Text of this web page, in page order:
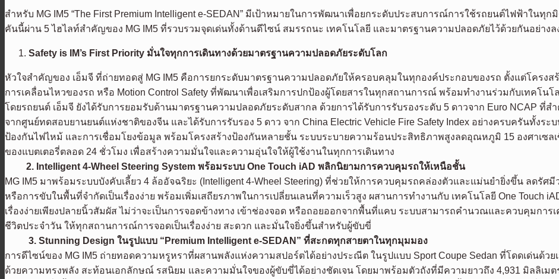
สำหรับ MG IM5 “The First Premium Intelligent e-SEDAN” มีเป้าหมายในการพัฒนาเพื่อยกระดับประสบการณ์การใช้รถยนต์ไฟฟ้าในทุ
คันนี้ผ่าน 5 ไฮไลท์สำคัญของ MG IM5 ที่รวบรวมจุดเด่นทั้งด้านดีไซน์ สมรรถนะ เทคโนโลยี และมาตรฐานความปลอดภัยไว้ด้วยกันอย่างล
Safety is IM’s First Priority มั่นใจทุกการเดินทางด้วยมาตรฐานความปลอดภัยระดับโลก
หัวใจสำคัญของ เอ็มจี ที่ถ่ายทอดสู่ MG IM5 คือการยกระดับมาตรฐานความปลอดภัยให้ครอบคลุมในทุกองค์ประกอบของรถ ตั้งแต่โครงส
การเคลื่อนไหวของรถ หรือ Motion Control Safety ที่พัฒนาเพื่อเสริมการปกป้องผู้โดยสารในทุกสถานการณ์ พร้อมทำงานร่วมกับเทคโ
โดยรถยนต์ เอ็มจี ยังได้รับการยอมรับด้านมาตรฐานความปลอดภัยระดับสากล ด้วยการได้รับการรับรองระดับ 5 ดาวจาก Euro NCAP ที่ส
จากศูนย์ทดสอบยานยนต์แห่งชาติของจีน และได้รับการรับรอง 5 ดาว จาก China Electric Vehicle Fire Safety Index อย่างครบครันทั้งร
ป้องกันไฟไหม้ และการเชื่อมโยงข้อมูล พร้อมโครงสร้างป้องกันหลายชั้น ระบบระบายความร้อนประสิทธิภาพสูงลดอุณหภูมิ 15 องศาเซล
ของแบตเตอรี่ตลอด 24 ชั่วโมง เพื่อสร้างความมั่นใจและความอุ่นใจให้ผู้ใช้งานในทุกการเดินทาง
2. Intelligent 4-Wheel Steering System พร้อมระบบ One Touch iAD พลิกนิยามการควบคุมรถให้เหนือชั้น
MG IM5 มาพร้อมระบบบังคับเลี้ยว 4 ล้ออัจฉริยะ (Intelligent 4-Wheel Steering) ที่ช่วยให้การควบคุมรถคล่องตัวและแม่นยำยิ่งขึ้น ลดรัศมี
หรือการขับในพื้นที่จำกัดเป็นเรื่องง่าย พร้อมเพิ่มเสถียรภาพในการเปลี่ยนเลนที่ความเร็วสูง ผสานการทำงานกับ เทคโนโลยี One Touch
เรื่องง่ายเพียงปลายนิ้วสัมผัส ไม่ว่าจะเป็นการจอดข้างทาง เข้าช่องจอด หรือถอยออกจากพื้นที่แคบ ระบบสามารถคำนวณและควบคุมกา
ชีวิตประจำวัน ให้ทุกสถานการณ์การจอดเป็นเรื่องง่าย สะดวก และมั่นใจยิ่งขึ้นสำหรับผู้ขับขี่
3. Stunning Design ในรูปแบบ “Premium Intelligent e-SEDAN” ที่สะกดทุกสายตาในทุกมุมมอง
การดีไซน์ของ MG IM5 ถ่ายทอดความหรูหราที่ผสานพลังแห่งความสปอร์ตได้อย่างประณีต ในรูปแบบ Sport Coupe Sedan ที่โดดเด่นด้
ด้วยความทรงพลัง สะท้อนเอกลักษณ์ รสนิยม และความมั่นใจของผู้ขับขี่ได้อย่างชัดเจน โดยมาพร้อมตัวถังที่มีความยาวถึง 4,931 มิลลิเม